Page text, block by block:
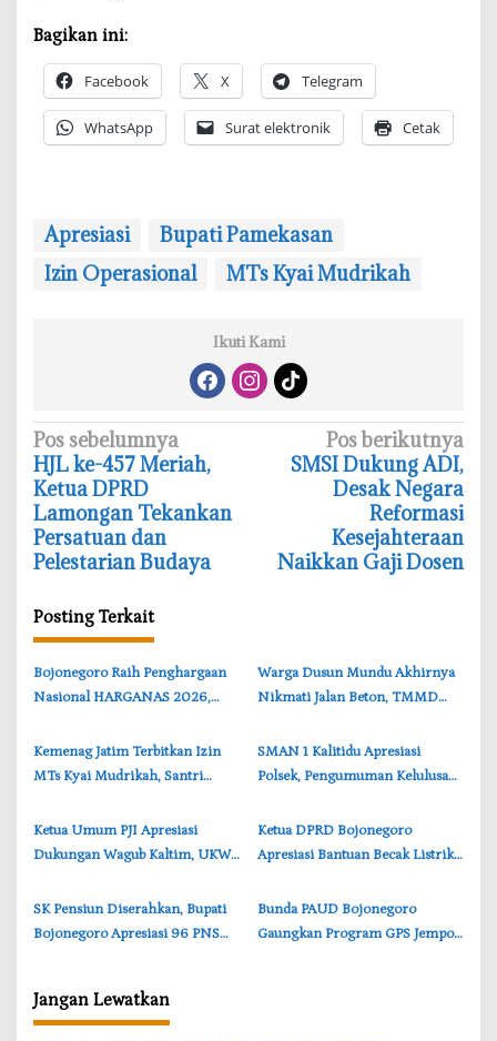
Bagikan ini:
Facebook X Telegram
WhatsApp Surat elektronik Cetak
Apresiasi
Bupati Pamekasan
Izin Operasional
MTs Kyai Mudrikah
Ikuti Kami
N
a
v
i
g
s
i
p
s
Pos sebelumnya
‎HJL ke-457 Meriah,
Ketua DPRD
Lamongan Tekankan
Persatuan dan
Pelestarian Budaya
Pos berikutnya
‎SMSI Dukung ADI,
Desak Negara
Reformasi
Kesejahteraan
Naikkan Gaji Dosen
Posting Terkait
‎Bojonegoro Raih Penghargaan
Nasional HARGANAS 2026,
Apresiasi BKKBN
‎Warga Dusun Mundu Akhirnya
Nikmati Jalan Beton, TMMD
Apresiasi
‎Kemenag Jatim Terbitkan Izin
MTs Kyai Mudrikah, Santri
Medali Internasional
‎SMAN 1 Kalitidu Apresiasi
Polsek, Pengumuman Kelulusan
‎Ketua Umum PJI Apresiasi
Dukungan Wagub Kaltim, UKW
‎Ketua DPRD Bojonegoro
Apresiasi Bantuan Becak Listrik
‎SK Pensiun Diserahkan, Bupati
Bojonegoro Apresiasi 96 PNS
Bunda PAUD Bojonegoro
Gaungkan Program GPS Jempol
Jangan Lewatkan